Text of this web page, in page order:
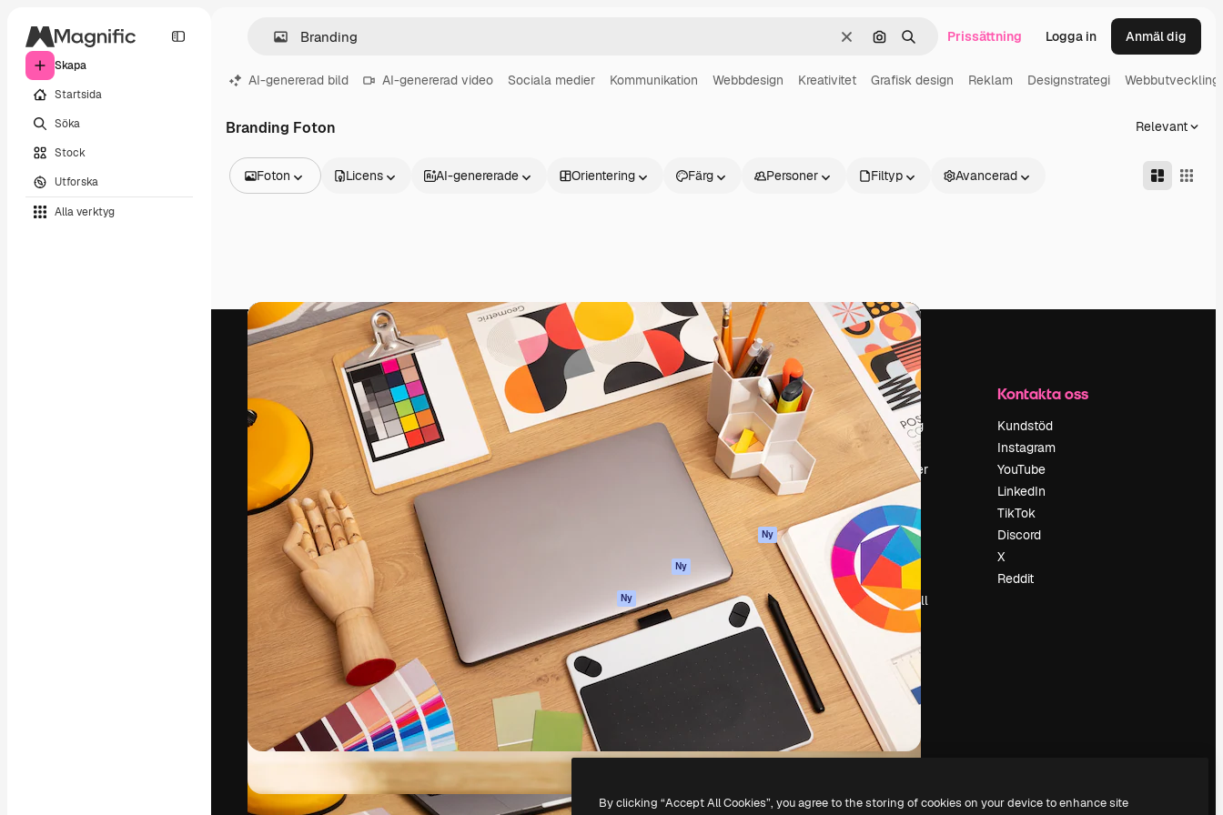
Skapa
Startsida
Söka
Stock
Utforska
Alla verktyg
RensaSök efter bild
Söka Prissättning Logga in Anmäl dig
AI-genererad bild AI-genererad video Sociala medier Kommunikation Webbdesign Kreativitet Grafisk design Reklam Designstrategi Webbutveckling
Branding Foton Relevant
Foton
Videor
Filmmaterial
Rörlig grafik
Videomallar
Ikoner
3D-modeller
Teckensnitt
Licens AI-genererade Orientering Färg Personer Filtyp Avancerad
Den kreativa plattformen för att förverkliga
ditt bästa arbete. Mer än 1 miljon
prenumeranter bland kreatörer, företag,
byråer och studior.
Svenska
Produkter
Spaces
AI-assistent
Ny
Ny
API
Mobilapp
Alla Magnific-
verktyg
Kom igång
Academy
Dokumentation
Support
Användarvillkor
Integritetspolicy
Original Ny
Cookies policy
Förtroendecenter
Affiliates
Företag
Företag
Prissättning
Om oss
Recensioner
Karriär
Söktrender
Blogg
Händelser
Slidesgo
Sälj innehåll
Pressrum
Söker efter
magnific.ai
Kontakta oss
Kundstöd
Instagram
YouTube
LinkedIn
TikTok
Discord
X
Reddit
Copyright © 2010-2026Freepik Company S.L.U. Alla rättigheter reserverade
By clicking “Accept All Cookies”, you agree to the storing of cookies on your device to enhance site